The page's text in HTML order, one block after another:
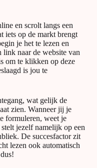
zorgt voor een hoger
of dienst wel geschikt
zijn volledig onnodig:
gebruik maken van
wat de insteek van het
zal worden, maar
aan jouw merk.
nieuwswebsites of
lokale couranten: met
dat je op een
komt. Voorbeelden van
van een nieuw filiaal,
en scrolt langs een
iets op de markt brengt
je het te lezen en
link naar de website van
om te klikken op deze
is jou te
wat gelijk de
zien. Wanneer jij je
formuleren, weet je
jezelf namelijk op een
De succesfactor zit
lezen ook automatisch